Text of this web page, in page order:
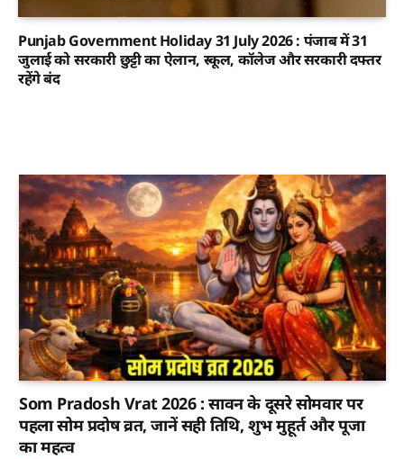
Punjab Government Holiday 31 July 2026 : पंजाब में 31
जुलाई को सरकारी छुट्टी का ऐलान, स्कूल, कॉलेज और सरकारी दफ्तर
रहेंगे बंद
Som Pradosh Vrat 2026 : सावन के दूसरे सोमवार पर
पहला सोम प्रदोष व्रत, जानें सही तिथि, शुभ मुहूर्त और पूजा
का महत्व